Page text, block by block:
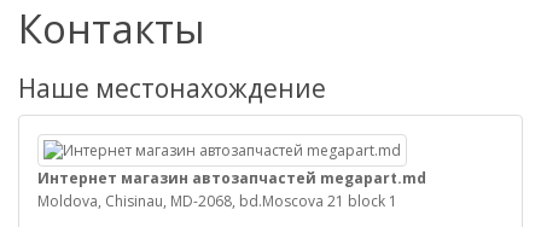
Контакты
Наше местонахождение
Интернет магазин автозапчастей megapart.md
Moldova, Chisinau, MD-2068, bd.Moscova 21 block 1